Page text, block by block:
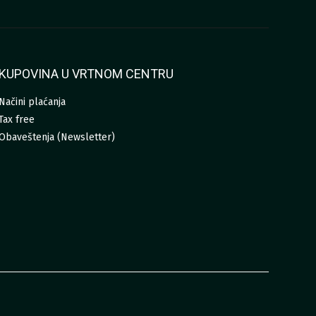
U VRTNOM CENTRU
plaćanja
free
(Newsletter)